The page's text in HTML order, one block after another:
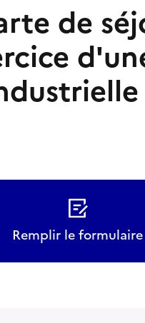
de
Remplir le formulaire